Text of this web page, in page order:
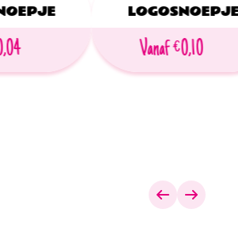
Vanaf €0,10